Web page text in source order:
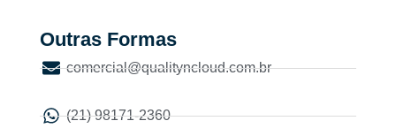
Outras Formas
comercial@qualityncloud.com.br
(21) 98171-2360